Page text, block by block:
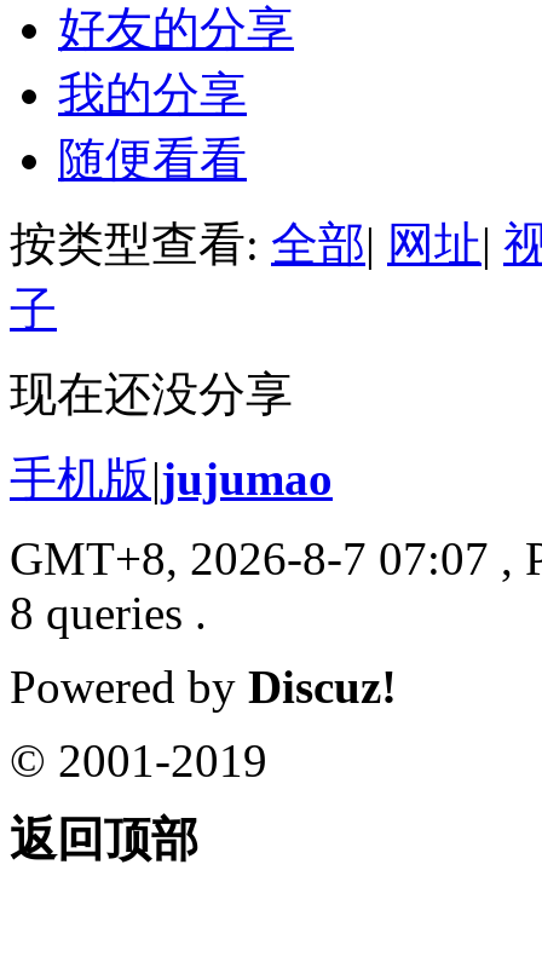
好友的分享
我的分享
随便看看
按类型查看: 全部| 网址|
子
现在还没分享
手机版|jujumao
GMT+8, 2026-8-7 07:07 ,
8 queries .
Powered by Discuz!
© 2001-2019
返回顶部